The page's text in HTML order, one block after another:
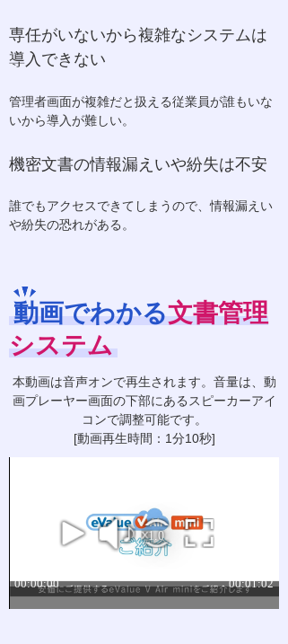
専任がいないから複雑なシステムは
導入できない
管理者画面が複雑だと扱える従業員が誰もいな
いから導入が難しい。
機密文書の情報漏えいや紛失は不安
誰でもアクセスできてしまうので、情報漏えい
や紛失の恐れがある。
動画でわかる文書管理
システム
本動画は音声オンで再生されます。音量は、動
画プレーヤー画面の下部にあるスピーカーアイ
コンで調整可能です。
[動画再生時間：1分10秒]